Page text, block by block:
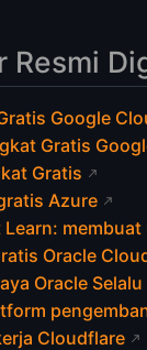
Resmi
Google
Gratis
Gratis
Azure
Oracle
Oracle
Cloudflare